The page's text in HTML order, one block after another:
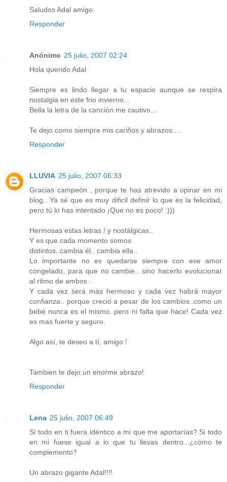
Saludos Adal amigo.
Responder
Anónimo 25 julio, 2007 02:24
Hola querido Adal
Siempre es lindo llegar a tu espacio aunque se respira
nostalgia en este frio invierno...
Bella la letra de la canciòn me cautivo...
Te dejo como siempre mis cariños y abrazos....
Responder
LLUVIA 25 julio, 2007 06:33
Gracias campeón , porque te has atrevido a opinar en mi
blog.. Ya sé que es muy dificil definir lo que és la felicidad,
pero tú lo has intentado ¡Que no es poco! :)))
Hermosas estas letras ! y nostálgicas..
Y es que cada momento somos
distintos..cambia él.. cambia ella..
Lo importante no es quedarse siempre con ese amor
congelado, para que no cambie.. sino hacerlo evolucionar
al ritmo de ambos .
Y cada vez será más hermoso y cada vez habrá mayor
confianza.. porque creció a pesar de los cambios..como un
bebé nunca es el mismo..pero ni falta que hace! Cada vez
es mas fuerte y seguro.
Algo así, te deseo a tí, amigo !
Tambien te dejo un enorme abrazo!
Responder
Lena 25 julio, 2007 06:49
Si todo en ti fuera idéntico a mi que me aportarías? Si todo
en mi fuese igual a lo que tu llevas dentro...¿cómo te
complemento?
Un abrazo gigante Adal!!!!